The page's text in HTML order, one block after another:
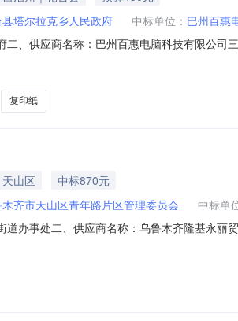
塔尔拉克乡人民政府 中标单位： 巴州百惠
、供应商名称：巴州百惠电脑科技有限公司
六、合同内容：序号标
晨光ADM92989档案盒晨光/
复印纸
山区
中标870元
齐市天山区青年路片区管理委员会 中标单
办事处二、供应商名称：乌鲁木齐隆基永
基本概况：七、其它事项：无八、联系方式1